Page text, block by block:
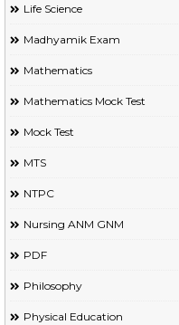
Life Science
Madhyamik Exam
Mathematics
Mathematics Mock Test
Mock Test
MTS
NTPC
Nursing ANM GNM
PDF
Philosophy
Physical Education